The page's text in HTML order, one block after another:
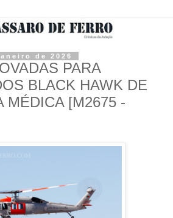
de 2026
PARA
BLACK HAWK DE
MÉDICA [M2675 -